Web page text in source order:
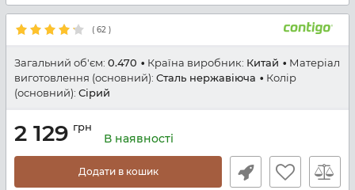
( 62 )
Загальний об'єм: 0.470 Країна виробник: Китай
Матеріал
виготовлення (основний): Сталь нержавіюча
Колір
(основний): Сірий
2 129 грн
В наявності
Додати в кошик